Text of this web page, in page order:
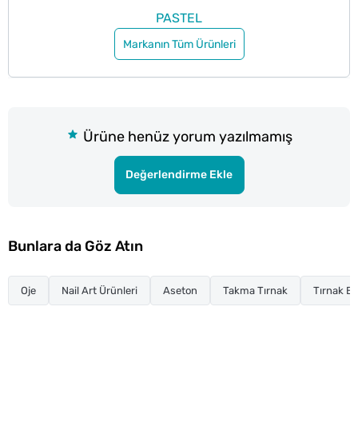
PASTEL
Markanın Tüm Ürünleri
Ürüne henüz yorum yazılmamış
Değerlendirme Ekle
Bunlara da Göz Atın
Oje Nail Art Ürünleri Aseton Takma Tırnak Tırnak